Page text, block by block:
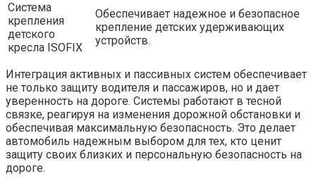
Система
крепления
детского
кресла ISOFIX
Обеспечивает надежное и безопасное
крепление детских удерживающих
устройств.
Интеграция активных и пассивных систем обеспечивает
не только защиту водителя и пассажиров, но и дает
уверенность на дороге. Системы работают в тесной
связке, реагируя на изменения дорожной обстановки и
обеспечивая максимальную безопасность. Это делает
автомобиль надежным выбором для тех, кто ценит
защиту своих близких и персональную безопасность на
дороге.